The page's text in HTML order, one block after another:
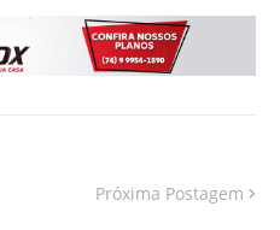
Próxima Postagem